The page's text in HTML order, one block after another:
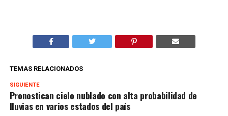
TEMAS RELACIONADOS
SIGUIENTE
Pronostican cielo nublado con alta probabilidad de
lluvias en varios estados del país